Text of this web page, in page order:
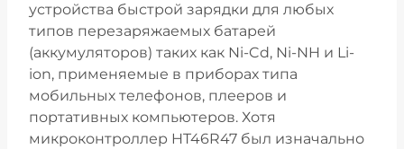
устройства быстрой зарядки для любых
типов перезаряжаемых батарей
(аккумуляторов) таких как Ni-Cd, Ni-NH и Li-
ion, применяемые в приборах типа
мобильных телефонов, плееров и
портативных компьютеров. Хотя
микроконтроллер HT46R47 был изначально